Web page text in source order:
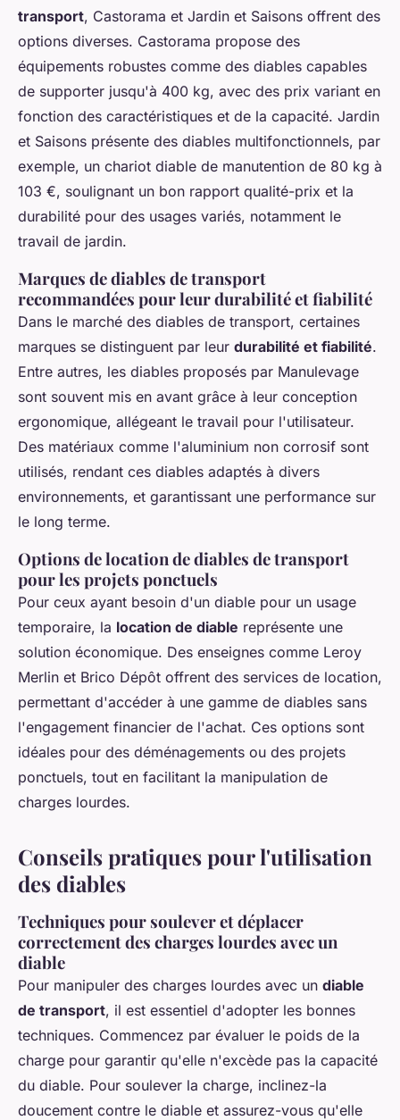
transport, Castorama et Jardin et Saisons offrent des
options diverses. Castorama propose des
équipements robustes comme des diables capables
de supporter jusqu'à 400 kg, avec des prix variant en
fonction des caractéristiques et de la capacité. Jardin
et Saisons présente des diables multifonctionnels, par
exemple, un chariot diable de manutention de 80 kg à
103 €, soulignant un bon rapport qualité-prix et la
durabilité pour des usages variés, notamment le
travail de jardin.
Marques de diables de transport
recommandées pour leur durabilité et fiabilité
Dans le marché des diables de transport, certaines
marques se distinguent par leur durabilité et fiabilité.
Entre autres, les diables proposés par Manulevage
sont souvent mis en avant grâce à leur conception
ergonomique, allégeant le travail pour l'utilisateur.
Des matériaux comme l'aluminium non corrosif sont
utilisés, rendant ces diables adaptés à divers
environnements, et garantissant une performance sur
le long terme.
Options de location de diables de transport
pour les projets ponctuels
Pour ceux ayant besoin d'un diable pour un usage
temporaire, la location de diable représente une
solution économique. Des enseignes comme Leroy
Merlin et Brico Dépôt offrent des services de location,
permettant d'accéder à une gamme de diables sans
l'engagement financier de l'achat. Ces options sont
idéales pour des déménagements ou des projets
ponctuels, tout en facilitant la manipulation de
charges lourdes.
Conseils pratiques pour l'utilisation
des diables
Techniques pour soulever et déplacer
correctement des charges lourdes avec un
diable
Pour manipuler des charges lourdes avec un diable
de transport, il est essentiel d'adopter les bonnes
techniques. Commencez par évaluer le poids de la
charge pour garantir qu'elle n'excède pas la capacité
du diable. Pour soulever la charge, inclinez-la
doucement contre le diable et assurez-vous qu'elle